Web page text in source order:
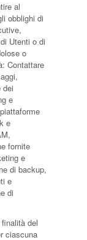
al
obblighi di
Utenti o di
o
Contattare
dei
e
e
fornite
e
di backup,
e
di
del
ciascuna